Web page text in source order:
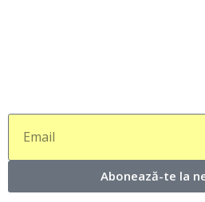
Abonează-te la